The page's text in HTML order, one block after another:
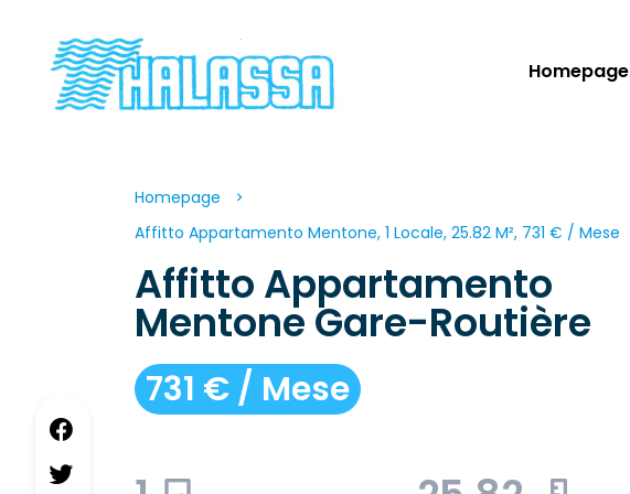
Homepage
Homepage
Affitto Appartamento Mentone, 1 Locale, 25.82 M², 731 € / Mese
Affitto Appartamento
Mentone Gare-Routière
731 € / Mese